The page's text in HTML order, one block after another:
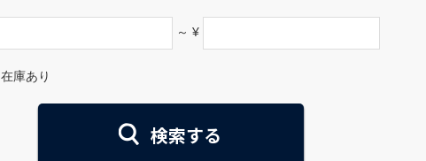
～ ¥
在庫あり